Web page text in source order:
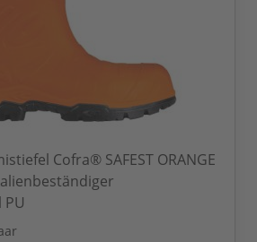
Cofra® SAFEST ORANGE